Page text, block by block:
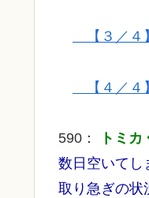
【３／
【４／
590： トミ
数日空いてし
取り急ぎの状